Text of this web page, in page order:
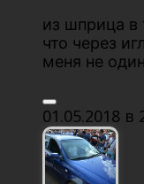
из шприца в
что через
меня не
01.05.2018 в